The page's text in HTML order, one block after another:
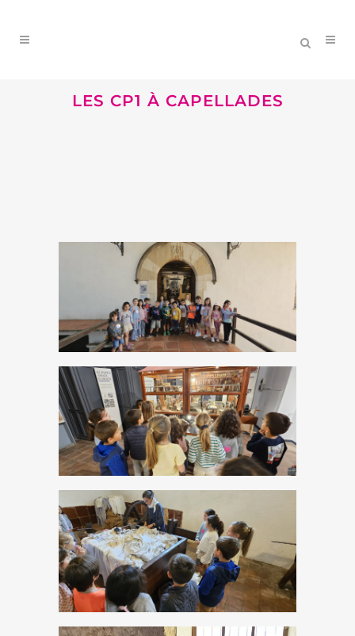
LES CP1 À CAPELLADES